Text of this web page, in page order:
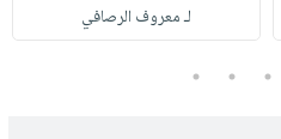
لـ معروف الرصافي
3
4
5